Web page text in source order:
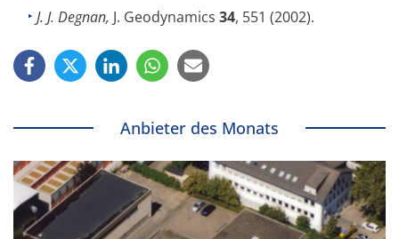
J. J. Degnan, J. Geodynamics 34, 551 (2002).
Anbieter des Monats